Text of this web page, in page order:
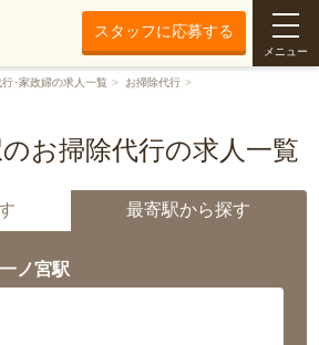
スタッフに応募する
メニュー
･家政婦の求人一覧
お掃除代行
のお掃除代行の求人一覧
最寄駅から探す
ノ宮駅